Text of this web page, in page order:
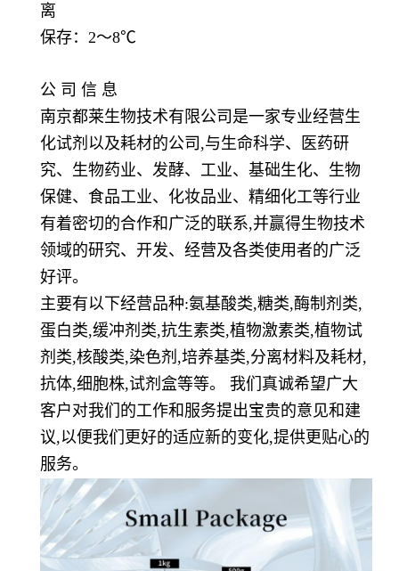
离
保存： 2～8℃
公 司 信 息
南京都莱生物技术有限公司是一家专业经营生
化试剂以及耗材的公司 ,与生命科学、医药研
究、生物药业、发酵、工业、基础生化、生物
保健、食品工业、化妆品业、精细化工等行业
有着密切的合作和广泛的联系,并赢得生物技术
领域的研究、开发、经营及各类使用者的广泛
好评。
主要有以下经营品种:氨基酸类,糖类,酶制剂类,
蛋白类,缓冲剂类,抗生素类,植物激素类,植物试
剂类,核酸类,染色剂 ,培养基类,分离材料及耗材,
抗体,细胞株,试剂盒等等。 我们真诚希望广大
客户对我们的工作和服务提出宝贵的意见和建
议, 以便我们更好的适应新的变化,提供更贴心的
服务。